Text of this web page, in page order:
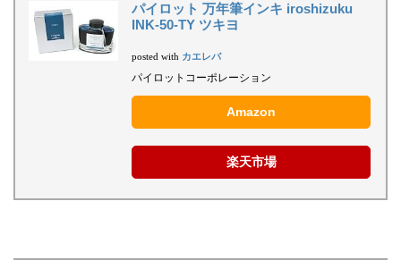
パイロット 万年筆インキ iroshizuku
INK-50-TY ツキヨ
posted with カエレバ
パイロットコーポレーション
Amazon
楽天市場